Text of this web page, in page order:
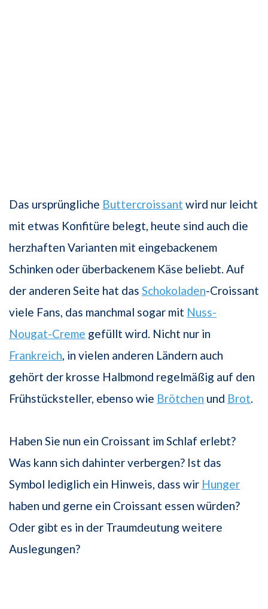
Das ursprüngliche Buttercroissant wird nur leicht
mit etwas Konfitüre belegt, heute sind auch die
herzhaften Varianten mit eingebackenem
Schinken oder überbackenem Käse beliebt. Auf
der anderen Seite hat das Schokoladen-Croissant
viele Fans, das manchmal sogar mit Nuss-
Nougat-Creme gefüllt wird. Nicht nur in
Frankreich, in vielen anderen Ländern auch
gehört der krosse Halbmond regelmäßig auf den
Frühstücksteller, ebenso wie Brötchen und Brot.
Haben Sie nun ein Croissant im Schlaf erlebt?
Was kann sich dahinter verbergen? Ist das
Symbol lediglich ein Hinweis, dass wir Hunger
haben und gerne ein Croissant essen würden?
Oder gibt es in der Traumdeutung weitere
Auslegungen?